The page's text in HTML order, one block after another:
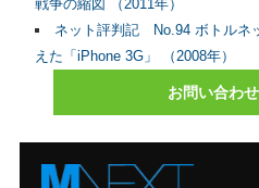
戦争の縮図 （2011年）
ネット評判記 No.94 ボトルネ
えた「iPhone 3G」 （2008年）
お問い合わ